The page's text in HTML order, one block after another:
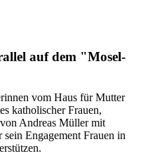
auf dem "Mosel-
vom Haus für Mutter
katholischer Frauen,
Andreas Müller mit
Engagement Frauen in